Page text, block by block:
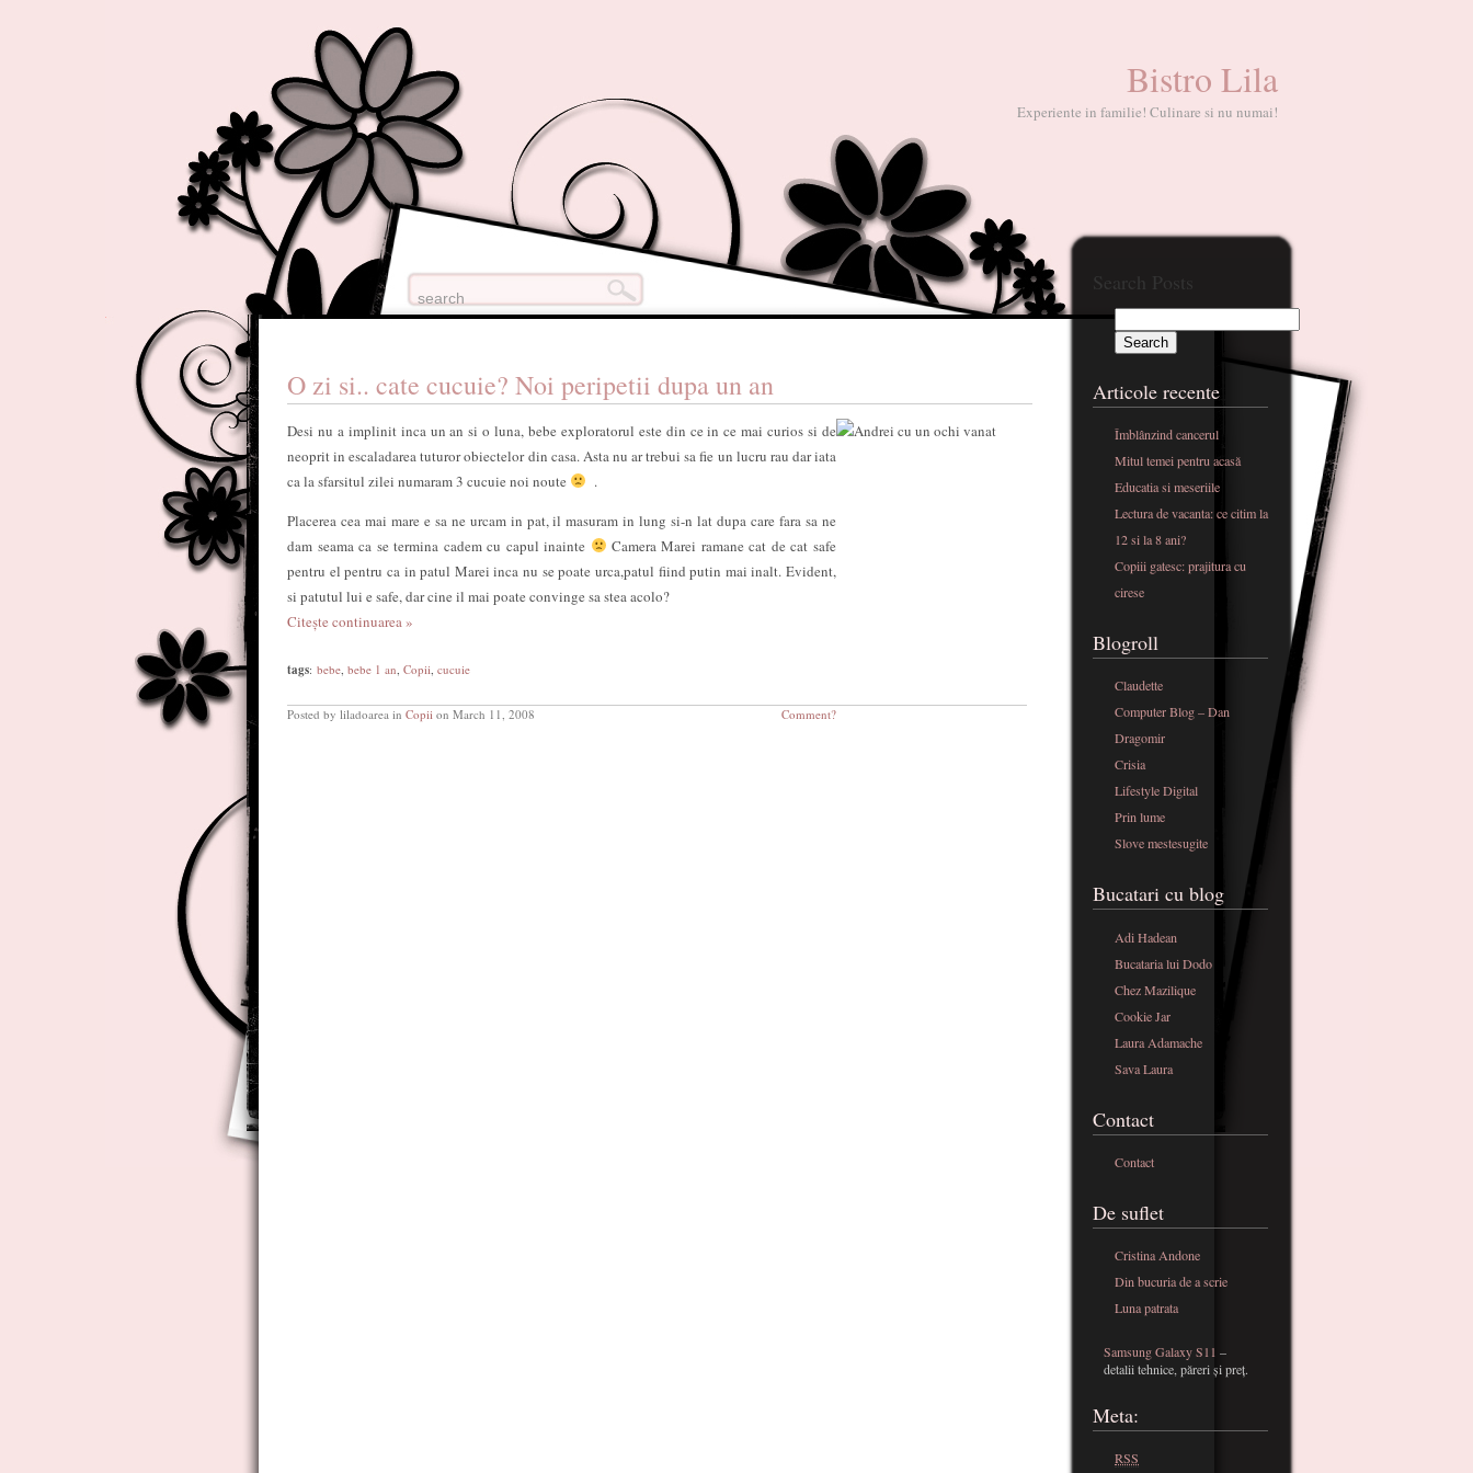
Bistro Lila
Experiente in familie! Culinare si nu numai!
O zi si.. cate cucuie? Noi peripetii dupa un an
Desi nu a implinit inca un an si o luna, bebe exploratorul este din ce in ce mai curios si de
neoprit in escaladarea tuturor obiectelor din casa. Asta nu ar trebui sa fie un lucru rau dar iata
ca la sfarsitul zilei numaram 3 cucuie noi noute
.
Placerea cea mai mare e sa ne urcam in pat, il masuram in lung si-n lat dupa care fara sa ne
dam seama ca se termina cadem cu capul inainte
Camera Marei ramane cat de cat safe
pentru el pentru ca in patul Marei inca nu se poate urca,patul fiind putin mai inalt. Evident,
si patutul lui e safe, dar cine il mai poate convinge sa stea acolo?
Citește continuarea »
tags: bebe, bebe 1 an, Copii, cucuie
Posted by liladoarea in Copii on March 11, 2008 Comment?
Search Posts
Articole recente
Îmblânzind cancerul
Mitul temei pentru acasă
Educatia si meseriile
Lectura de vacanta: ce citim la
12 si la 8 ani?
Copiii gatesc: prajitura cu
cirese
Blogroll
Claudette
Computer Blog – Dan
Dragomir
Crisia
Lifestyle Digital
Prin lume
Slove mestesugite
Bucatari cu blog
Adi Hadean
Bucataria lui Dodo
Chez Mazilique
Cookie Jar
Laura Adamache
Sava Laura
Contact
Contact
De suflet
Cristina Andone
Din bucuria de a scrie
Luna patrata
Samsung Galaxy S11 –
detalii tehnice, păreri și preț.
Meta:
RSS